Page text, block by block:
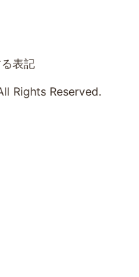
表記
Rights Reserved.